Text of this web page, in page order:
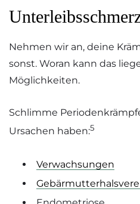
Nehmen wir an, deine
sonst. Woran kann das
Möglichkeiten.
Schlimme
Ursachen haben:5
Verwachsungen